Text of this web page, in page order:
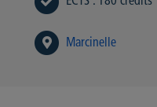
Marcinelle